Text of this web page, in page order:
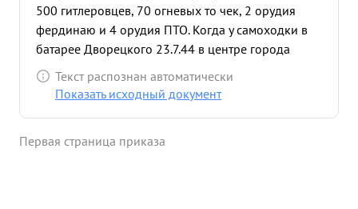
500 гитлеровцев, 70 огневых то чек, 2 орудия
фердинаю и 4 орудия ПТО. Когда у самоходки в
батарее Дворецкого 23.7.44 в центре города
Люблин была разорвана гусеница тов. Двер
ецкий выт янул ее за дом и в короткое время
овладения городом Люблин и обеспечивал
Текст распознан автоматически
Показать исходный документ
Первая страница приказа